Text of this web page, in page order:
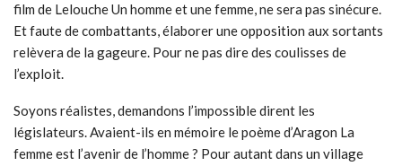
film de Lelouche Un homme et une femme, ne sera pas sinécure.
Et faute de combattants, élaborer une opposition aux sortants
relèvera de la gageure. Pour ne pas dire des coulisses de
l’exploit.
Soyons réalistes, demandons l’impossible dirent les
législateurs. Avaient-ils en mémoire le poème d’Aragon La
femme est l’avenir de l’homme ? Pour autant dans un village